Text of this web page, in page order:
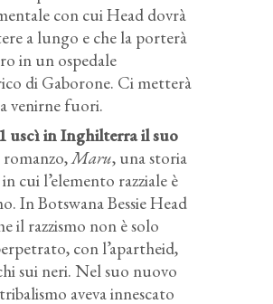
con cui Head dovrà
a lungo e che la porterà
in un ospedale
di Gaborone. Ci metterà
venirne fuori.
uscì in Inghilterra il suo
romanzo,Maru, una storia
in cui l’elemento razziale è
In Botswana Bessie Head
il razzismo non è solo
con l’apartheid,
sui neri. Nel suo nuovo
aveva innescato